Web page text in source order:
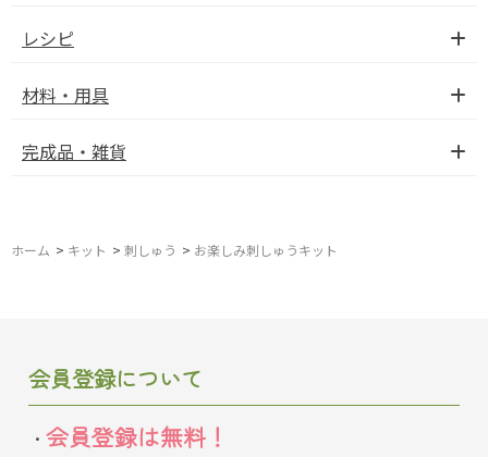
レシピ
材料・用具
完成品・雑貨
ホーム > キット > 刺しゅう > お楽しみ刺しゅうキット
会員登録について
会員登録は無料！